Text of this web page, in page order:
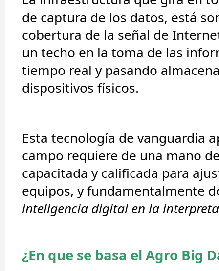
de captura de los datos, está
cobertura de la señal de
un techo en la toma de las
tiempo real y pasando
dispositivos físicos.
Esta tecnología de vanguardia
campo requiere de una mano
capacitada y calificada para
equipos, y fundamentalmente
inteligencia digital en la
¿En que se basa el Agro Big